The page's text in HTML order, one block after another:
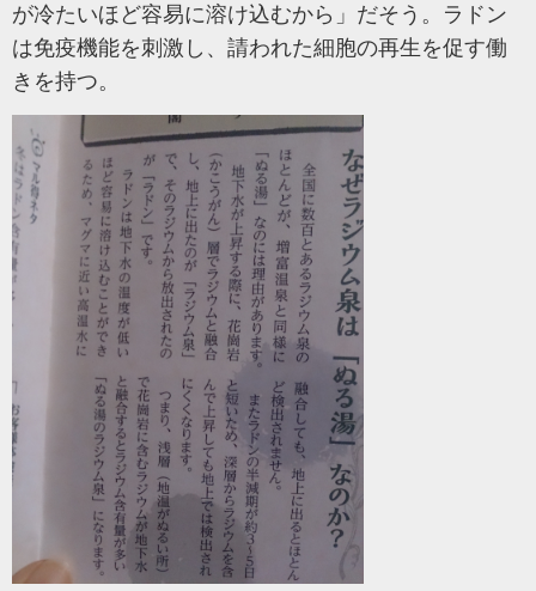
が冷たいほど容易に溶け込むから」だそう。ラドン
は免疫機能を刺激し、請われた細胞の再生を促す働
きを持つ。